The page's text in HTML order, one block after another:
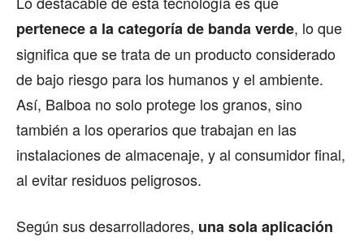
pertenece a la categoría de banda verde, lo que
significa que se trata de un producto considerado
de bajo riesgo para los humanos y el ambiente.
Así, Balboa no solo protege los granos, sino
también a los operarios que trabajan en las
instalaciones de almacenaje, y al consumidor final,
al evitar residuos peligrosos.
Según sus desarrolladores, una sola aplicación